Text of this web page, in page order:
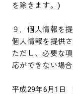
を除きます。)
９．個人情報を
個人情報を提供
ただし、必要な
応ができない場合
平成29年6月1日